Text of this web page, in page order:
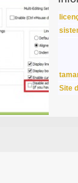
Site